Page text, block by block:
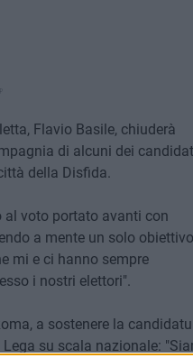
Flavio Basile, chiuderà
di alcuni dei
della Disfida.
al voto portato avanti con
a mente un solo
mi e ci hanno sempre
i nostri elettori".
a sostenere la
Lega su scala nazionale: